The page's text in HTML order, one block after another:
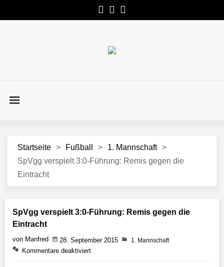
Startseite > Fußball > 1. Mannschaft >
SpVgg verspielt 3:0-Führung: Remis gegen die
Eintracht
SpVgg verspielt 3:0-Führung: Remis gegen die
Eintracht
von Manfred 28. September 2015 1. Mannschaft
Kommentare deaktiviert